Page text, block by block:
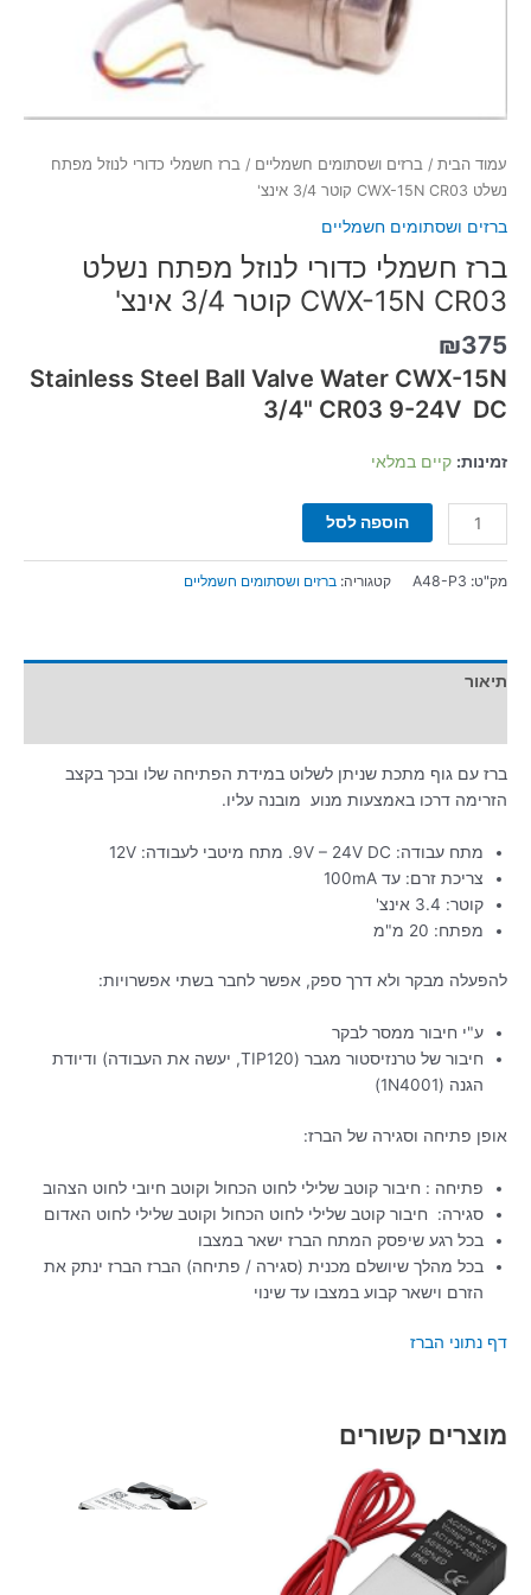
עמוד הבית / ברזים ושסתומים חשמליים / ברז חשמלי כדורי לנוזל מפתח
נשלט CWX-15N CR03 קוטר 3/4 אינצ'
ברזים ושסתומים חשמליים
ברז חשמלי כדורי לנוזל מפתח נשלט
CWX-15N CR03 קוטר 3/4 אינצ'
₪375
Stainless Steel Ball Valve Water CWX-15N
3/4" CR03 9-24V DC
זמינות: קיים במלאי
הוספה לסל
מק"ט: A48-P3 קטגוריה: ברזים ושסתומים חשמליים
תיאור
ברז עם גוף מתכת שניתן לשלוט במידת הפתיחה שלו ובכך בקצב
הזרימה דרכו באמצעות מנוע מובנה עליו.
מתח עבודה: 9V – 24V DC. מתח מיטבי לעבודה: 12V
צריכת זרם: עד 100mA
קוטר: 3.4 אינצ'
מפתח: 20 מ"מ
להפעלה מבקר ולא דרך ספק, אפשר לחבר בשתי אפשרויות:
ע"י חיבור ממסר לבקר
חיבור של טרנזיסטור מגבר (TIP120, יעשה את העבודה) ודיודת
הגנה (1N4001)
אופן פתיחה וסגירה של הברז:
פתיחה : חיבור קוטב שלילי לחוט הכחול וקוטב חיובי לחוט הצהוב
סגירה: חיבור קוטב שלילי לחוט הכחול וקוטב שלילי לחוט האדום
בכל רגע שיפסק המתח הברז ישאר במצבו
בכל מהלך שיושלם מכנית (סגירה / פתיחה) הברז הברז ינתק את
הזרם וישאר קבוע במצבו עד שינוי
דף נתוני הברז
מוצרים קשורים